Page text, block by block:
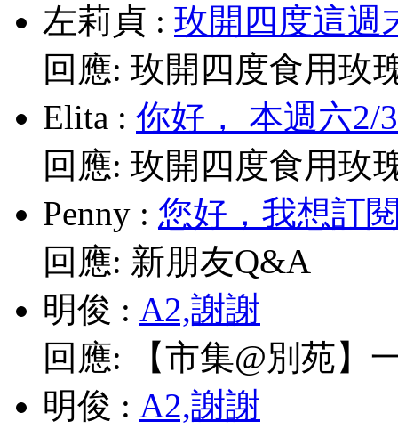
左莉貞 : 玫開四度這週
回應: 玫開四度食用玫
Elita : 你好， 本週六2/
回應: 玫開四度食用玫
Penny : 您好，我想訂
回應: 新朋友Q&A
明俊 : A2,謝謝
回應:
【市集@別苑】
明俊 : A2,謝謝